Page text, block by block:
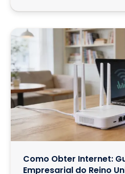
Como Obter Internet:
Empresarial do Reino